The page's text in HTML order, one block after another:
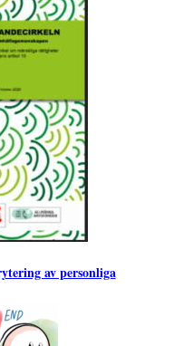
av personliga